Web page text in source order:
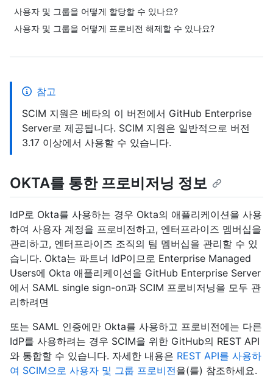
사용자 및 그룹을 어떻게 할당할 수 있나요?
사용자 및 그룹을 어떻게 프로비전 해제할 수 있나요?
참고
SCIM 지원은 베타의 이 버전에서 GitHub Enterprise
Server로 제공됩니다. SCIM 지원은 일반적으로 버전
3.17 이상에서 사용할 수 있습니다.
OKTA를 통한 프로비저닝 정보
IdP로 Okta를 사용하는 경우 Okta의 애플리케이션을 사용
하여 사용자 계정을 프로비전하고, 엔터프라이즈 멤버십을
관리하고, 엔터프라이즈 조직의 팀 멤버십을 관리할 수 있
습니다. Okta는 파트너 IdP이므로 Enterprise Managed
Users에 Okta 애플리케이션을 GitHub Enterprise Server
에서 SAML single sign-on과 SCIM 프로비저닝을 모두 관
리하려면
또는 SAML 인증에만 Okta를 사용하고 프로비전에는 다른
IdP를 사용하려는 경우 SCIM을 위한 GitHub의 REST API
와 통합할 수 있습니다. 자세한 내용은 REST API를 사용하
여 SCIM으로 사용자 및 그룹 프로비전을(를) 참조하세요.